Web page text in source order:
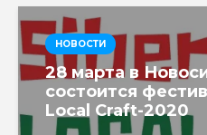
НОВОСТИ
28 марта в
состоится
Local Craft-2020